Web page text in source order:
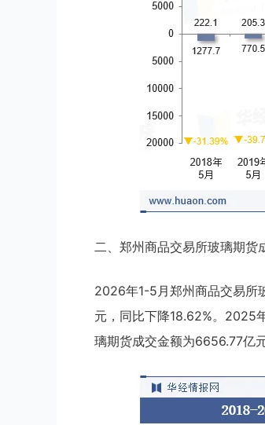
二、郑州商品交易所玻璃期货
2026年1-5月郑州商品交易所
元，同比下降18.62%。2025
璃期货成交金额为6656.77亿元